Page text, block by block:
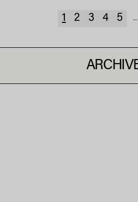
1 2 3 4 5 ...